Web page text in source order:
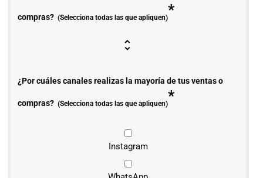
compras? (Selecciona todas las que apliquen)*
¿Por cuáles canales realizas la mayoría de tus ventas o
compras? (Selecciona todas las que apliquen)*
Instagram